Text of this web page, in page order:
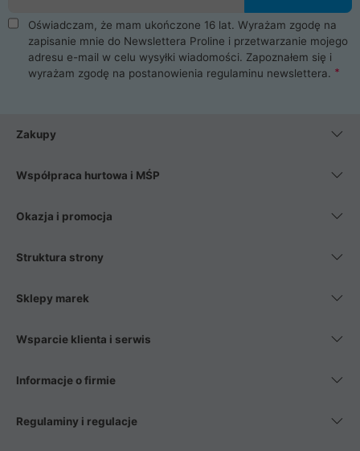
Oświadczam, że mam ukończone 16 lat. Wyrażam zgodę na
zapisanie mnie do Newslettera Proline i przetwarzanie mojego
adresu e-mail w celu wysyłki wiadomości. Zapoznałem się i
wyrażam zgodę na postanowienia regulaminu newslettera.
Zakupy
Współpraca hurtowa i MŚP
Okazja i promocja
Struktura strony
Sklepy marek
Wsparcie klienta i serwis
Informacje o firmie
Regulaminy i regulacje